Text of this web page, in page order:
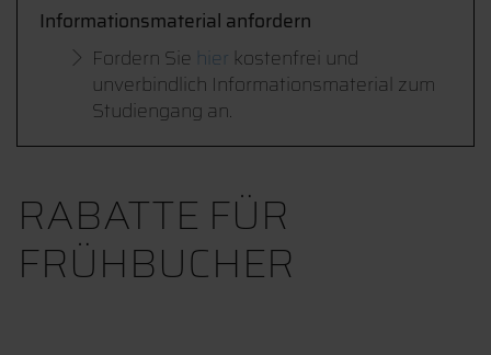
Informationsmaterial anfordern
Fordern Sie hier kostenfrei und
unverbindlich Informationsmaterial zum
Studiengang an.
RABATTE FÜR
FRÜHBUCHER